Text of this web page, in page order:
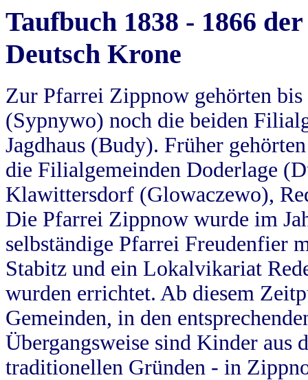
Taufbuch 1838 - 1866
Deutsch Krone
Zur Pfarrei Zippnow gehörten
(Sypnywo) noch die beiden
Jagdhaus (Budy). Früher
die Filialgemeinden Doderlage
Klawittersdorf (Glowaczewo),
Die Pfarrei Zippnow wurde im
selbständige Pfarrei Freudenfier
Stabitz und ein Lokalvikariat
wurden errichtet. Ab diesem
Gemeinden, in den
Übergangsweise sind Kinder aus
traditionellen Gründen - in